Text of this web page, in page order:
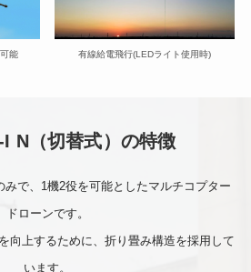
ローン研修サービス
最新情報
能 有線給電飛行(LEDライト使用時)
N（切替式）の特徴
で、1機2役を可能としたマルチコプター
ドローンです。
向上するために、折り畳み構造を採用して
います。